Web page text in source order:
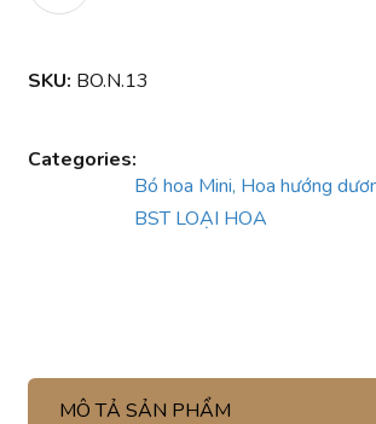
SKU: BO.N.13
Categories:
Bó hoa Mini, Hoa hướng
BST LOẠI HOA
MÔ TẢ SẢN PHẨM